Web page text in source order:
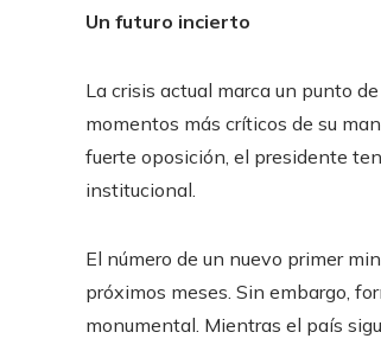
Un futuro incierto
La crisis actual marca un punto
momentos más críticos de su
fuerte oposición, el presidente
institucional.
El número de un nuevo primer
próximos meses. Sin embargo,
monumental. Mientras el país